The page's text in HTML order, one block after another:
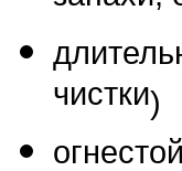
чистки)